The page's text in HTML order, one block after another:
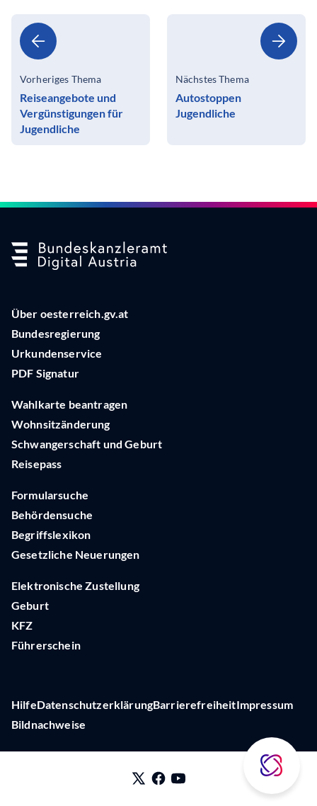
Vorheriges Thema
Reiseangebote und
Vergünstigungen für
Jugendliche
Nächstes Thema
Autostoppen
Jugendliche
Über oesterreich.gv.at
Bundesregierung
Urkundenservice
PDF Signatur
Wahlkarte beantragen
Wohnsitzänderung
Schwangerschaft und Geburt
Reisepass
Formularsuche
Behördensuche
Begriffslexikon
Gesetzliche Neuerungen
Elektronische Zustellung
Geburt
KFZ
Führerschein
HilfeDatenschutzerklärungBarrierefreiheitImpressum
Bildnachweise